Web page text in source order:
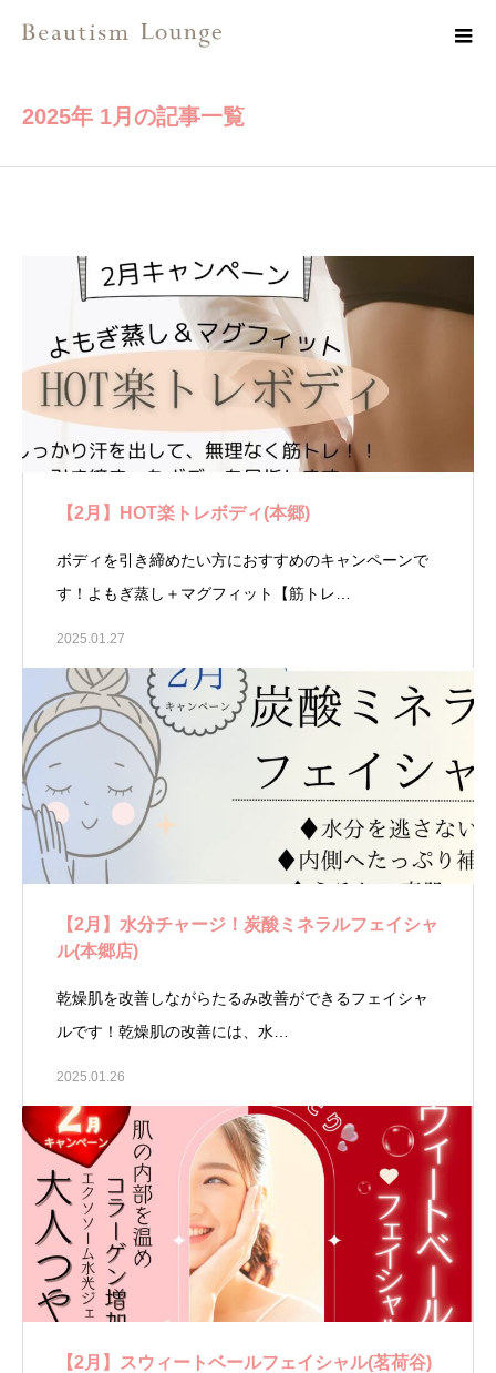
2025年 1月の記事一覧
【2月】HOT楽トレボディ(本郷)
ボディを引き締めたい方におすすめのキャンペーンで
す！よもぎ蒸し＋マグフィット【筋トレ…
2025.01.27
【2月】水分チャージ！炭酸ミネラルフェイシャ
ル(本郷店)
乾燥肌を改善しながらたるみ改善ができるフェイシャ
ルです！乾燥肌の改善には、水…
2025.01.26
【2月】スウィートベールフェイシャル(茗荷谷)